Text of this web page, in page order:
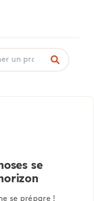
se
se prépare !